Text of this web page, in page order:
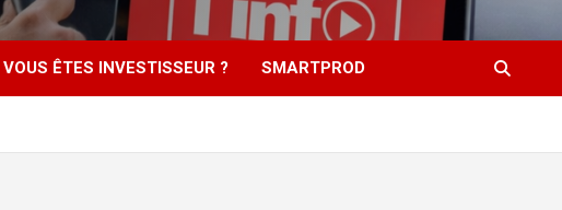
VOUS ÊTES INVESTISSEUR ? SMARTPROD